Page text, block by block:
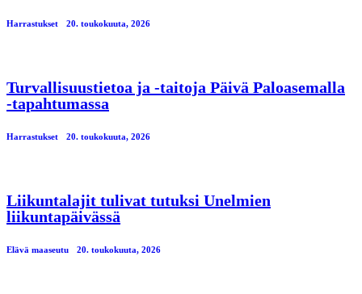
Harrastukset 20. toukokuuta, 2026
Turvallisuustietoa ja -taitoja Päivä Paloasemalla
-tapahtumassa
Harrastukset 20. toukokuuta, 2026
Liikuntalajit tulivat tutuksi Unelmien
liikuntapäivässä
Elävä maaseutu 20. toukokuuta, 2026